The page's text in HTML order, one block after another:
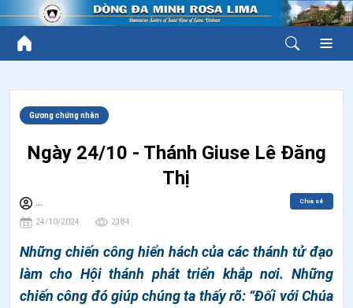
Gương chứng nhân
Ngày 24/10 - Thánh Giuse Lê Đăng
Thị
...
24/10/2024 2384
Chia sẻ
Những chiến công hiển hách của các thánh tử đạo
làm cho Hội thánh phát triển khắp nơi. Những
chiến công đó giúp chúng ta thấy rõ: “Đối với Chúa